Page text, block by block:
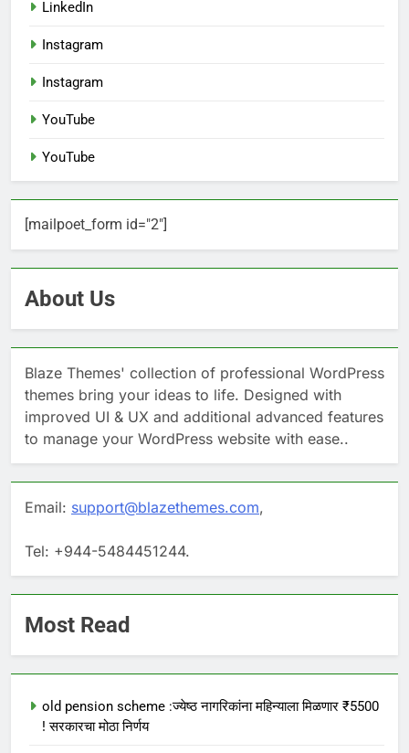
LinkedIn
Instagram
Instagram
YouTube
YouTube
[mailpoet_form id="2"]
About Us
Blaze Themes' collection of professional WordPress
themes bring your ideas to life. Designed with
improved UI & UX and additional advanced features
to manage your WordPress website with ease..
Email: support@blazethemes.com,
Tel: +944-5484451244.
Most Read
old pension scheme :ज्येष्ठ नागरिकांना महिन्याला मिळणार ₹5500
! सरकारचा मोठा निर्णय